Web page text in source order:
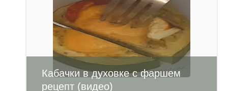
Кабачки в духовке с фаршем
рецепт (видео)